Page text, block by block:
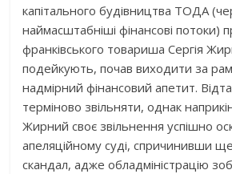
капітального будівництва ТОДА
наймасштабніші фінансові потоки)
франківського товариша Сергія
подейкують, почав виходити за
надмірний фінансовий апетит.
терміново звільняти, однак
Жирний своє звільнення успішно
апеляційному суді, спричинивши
скандал, адже обладміністрацію